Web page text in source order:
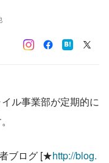
ル事業部が定期的に
ブログ [★http://blog.